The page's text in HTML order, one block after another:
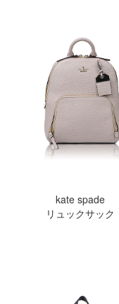
kate spade
リュックサック